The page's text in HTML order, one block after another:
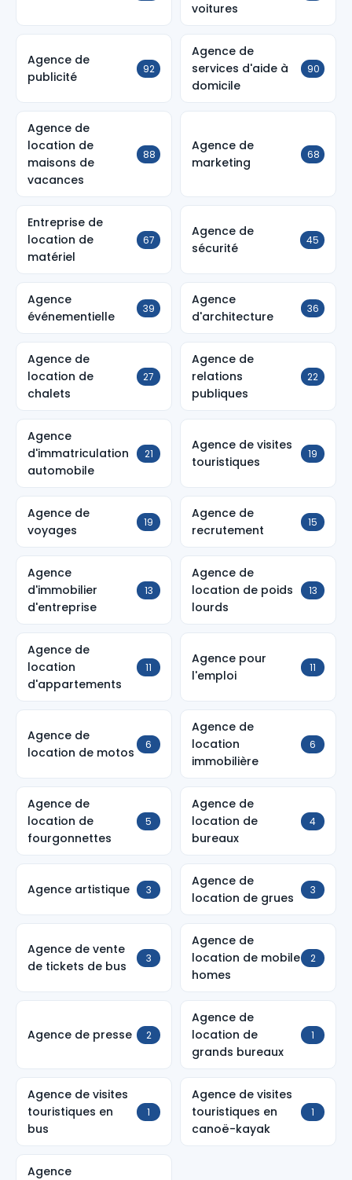
voitures
Agence de
publicité
92
Agence de
services d'aide à
domicile
90
Agence de
location de
maisons de
vacances
88
Agence de
marketing
68
Entreprise de
location de
matériel
67
Agence de
sécurité
45
Agence
événementielle
39
Agence
d'architecture
36
Agence de
location de
chalets
27
Agence de
relations
publiques
22
Agence
d'immatriculation
automobile
21
Agence de visites
touristiques
19
Agence de
voyages
19
Agence de
recrutement
15
Agence
d'immobilier
d'entreprise
13
Agence de
location de poids
lourds
13
Agence de
location
d'appartements
11
Agence pour
l'emploi
11
Agence de
location de motos
6
Agence de
location
immobilière
6
Agence de
location de
fourgonnettes
5
Agence de
location de
bureaux
4
Agence artistique 3
Agence de
location de grues
3
Agence de vente
de tickets de bus
3
Agence de
location de mobile
homes
2
Agence de presse 2
Agence de
location de
grands bureaux
1
Agence de visites
touristiques en
bus
1
Agence de visites
touristiques en
canoë-kayak
1
Agence